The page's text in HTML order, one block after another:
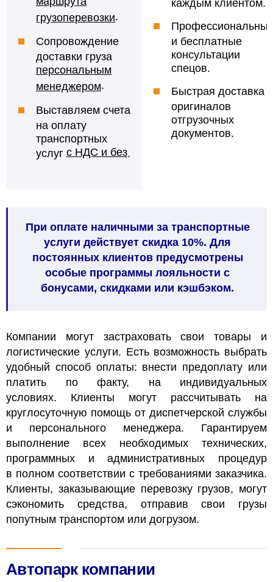
грузоперевозки.
Сопровождение
доставки груза
персональным
менеджером.
Выставляем счета
на оплату
транспортных
услуг с НДС и без
каждым клиентом.
и бесплатные
консультации
спецов.
Быстрая доставка
оригиналов
отгрузочных
документов.
При оплате наличными за транспортные
услуги действует скидка 10%. Для
постоянных клиентов предусмотрены
особые программы лояльности с
бонусами, скидками или кэшбэком.
Компании могут застраховать свои товары и
логистические услуги. Есть возможность выбрать
удобный способ оплаты: внести предоплату или
платить по факту, на индивидуальных
условиях. Клиенты могут рассчитывать на
круглосуточную помощь от диспетчерской службы
и персонального менеджера. Гарантируем
выполнение всех необходимых технических,
программных и административных процедур
в полном соответствии с требованиями заказчика.
Клиенты, заказывающие перевозку грузов, могут
сэкономить средства, отправив свои грузы
попутным транспортом или догрузом.
Автопарк компании